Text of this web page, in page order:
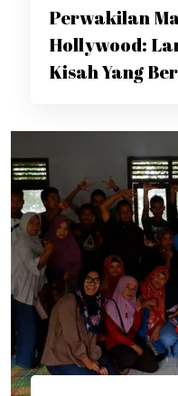
Perwakilan
Hollywood:
Kisah Yang